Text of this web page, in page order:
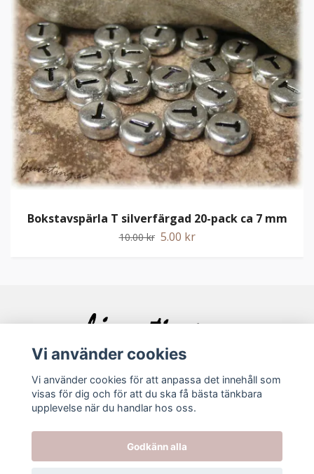
Bokstavspärla T silverfärgad 20-pack ca 7 mm
10.00 kr 5.00 kr
Bolagsinfo
Köpvillkor
Vi använder cookies
Vi använder cookies för att anpassa det innehåll som
visas för dig och för att du ska få bästa tänkbara
upplevelse när du handlar hos oss.
Godkänn alla